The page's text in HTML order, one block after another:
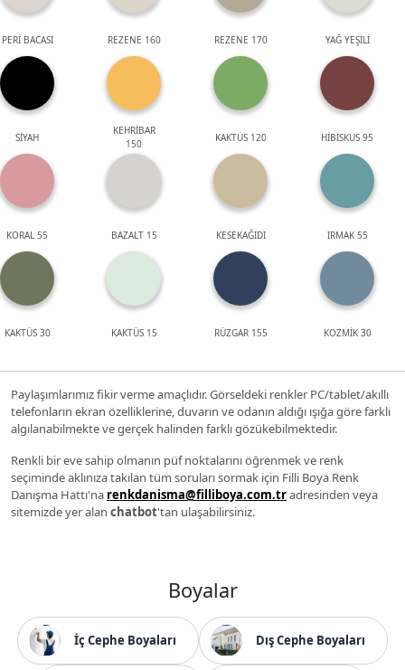
PERİ BACASI REZENE 160 REZENE 170 YAĞ YEŞİLİ
SİYAH
KEHRİBAR
150
KAKTÜS 120 HİBİSKUS 95
KORAL 55 BAZALT 15 KESEKAĞIDI IRMAK 55
KAKTÜS 30 KAKTÜS 15 RÜZGAR 155 KOZMİK 30
Paylaşımlarımız fikir verme amaçlıdır. Görseldeki renkler PC/tablet/akıllı
telefonların ekran özelliklerine, duvarın ve odanın aldığı ışığa göre farklı
algılanabilmekte ve gerçek halinden farklı gözükebilmektedir.
Renkli bir eve sahip olmanın püf noktalarını öğrenmek ve renk
seçiminde aklınıza takılan tüm soruları sormak için Filli Boya Renk
Danışma Hattı'na renkdanisma@filliboya.com.tradresinden veya
sitemizde yer alan chatbot'tan ulaşabilirsiniz.
Boyalar
İç Cephe Boyaları Dış Cephe Boyaları